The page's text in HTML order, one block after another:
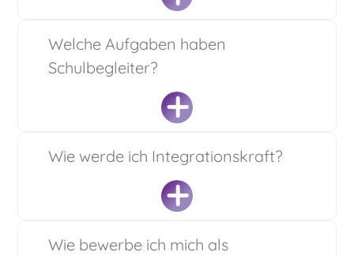
Entscheidend ist bei uns nicht eine bestimmte
fachliche Qualifikation, sondern Ihr Wunsch, Kindern
mit speziellen Bedürfnissen im Alltag zur Seite zu
stehen, sie zu unterstützen und zu fördern.
Ausbildung als Erzieher, Sozialarbeiter,
Heilerziehungspfleger, Sonderpädagoge o.ä. Aber auch
als Quereinsteiger mit einer guten Portion
Lebenserfahrung und Empathie für behinderte Kinder
sind Sie uns willkommen.
Welche Aufgaben haben
Schulbegleiter?
Die Aufgaben des Schulbegleiters (auch
Integrationsassistenz) finden vorwiegend im
schulischen Umfeld statt, wo die Kinder begleitet und
Wie werde ich Integrationskraft?
Beim Schulbegleiter handelt es sich bislang um eine
Wie bewerbe ich mich als